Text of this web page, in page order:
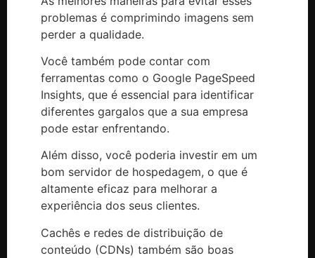
problemas é comprimindo imagens sem
perder a qualidade.
Você também pode contar com
ferramentas como o Google PageSpeed
Insights, que é essencial para identificar
diferentes gargalos que a sua empresa
pode estar enfrentando.
Além disso, você poderia investir em um
bom servidor de hospedagem, o que é
altamente eficaz para melhorar a
experiência dos seus clientes.
Cachês e redes de distribuição de
conteúdo (CDNs) também são boas